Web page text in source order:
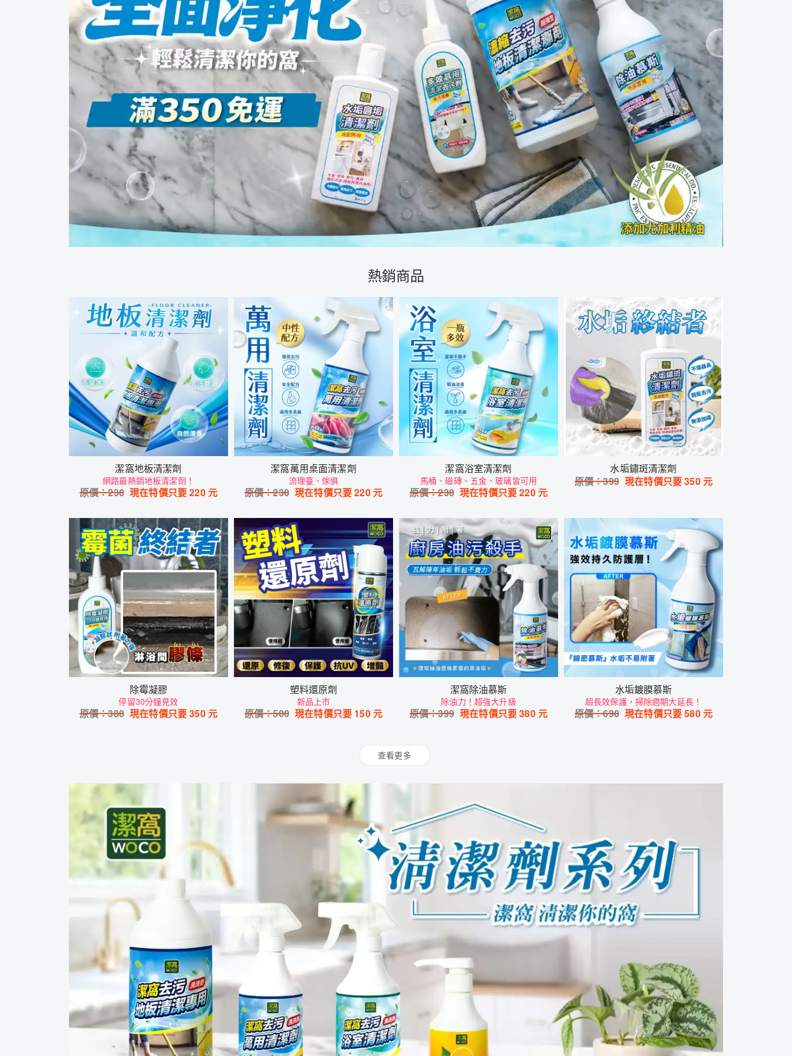
熱銷商品
潔窩地板清潔劑
網路最熱銷地板清潔劑！
原價：230 現在特價只要220元
潔窩萬用桌面清潔劑
流理臺、傢俱
原價：230 現在特價只要220元
潔窩浴室清潔劑
馬桶、磁磚、五金、玻璃皆可用
原價：230 現在特價只要220元
水垢鏽斑清潔劑
原價：399 現在特價只要350元
除霉凝膠
停留30分鐘見效
原價：380 現在特價只要350元
塑料還原劑
新品上市
原價：500 現在特價只要 150元
潔窩除油慕斯
除油力！超強大升級
原價：399 現在特價只要380元
水垢鍍膜慕斯
超長效保護，掃除週期大延長！
原價：690 現在特價只要580元
查看更多